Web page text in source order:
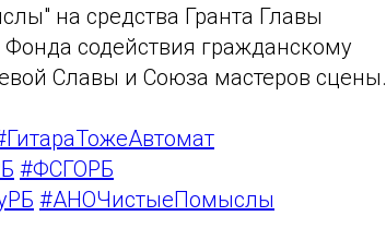
на средства Гранта Главы
содействия гражданскому
Славы и Союза мастеров сцены.
#ФСГОРБ
#АНОЧистыеПомыслы